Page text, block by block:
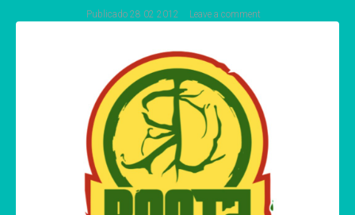
Publicado 28 02 2012 Leave a comment